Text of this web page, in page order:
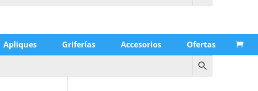
Apliques Griferías Accesorios Ofertas